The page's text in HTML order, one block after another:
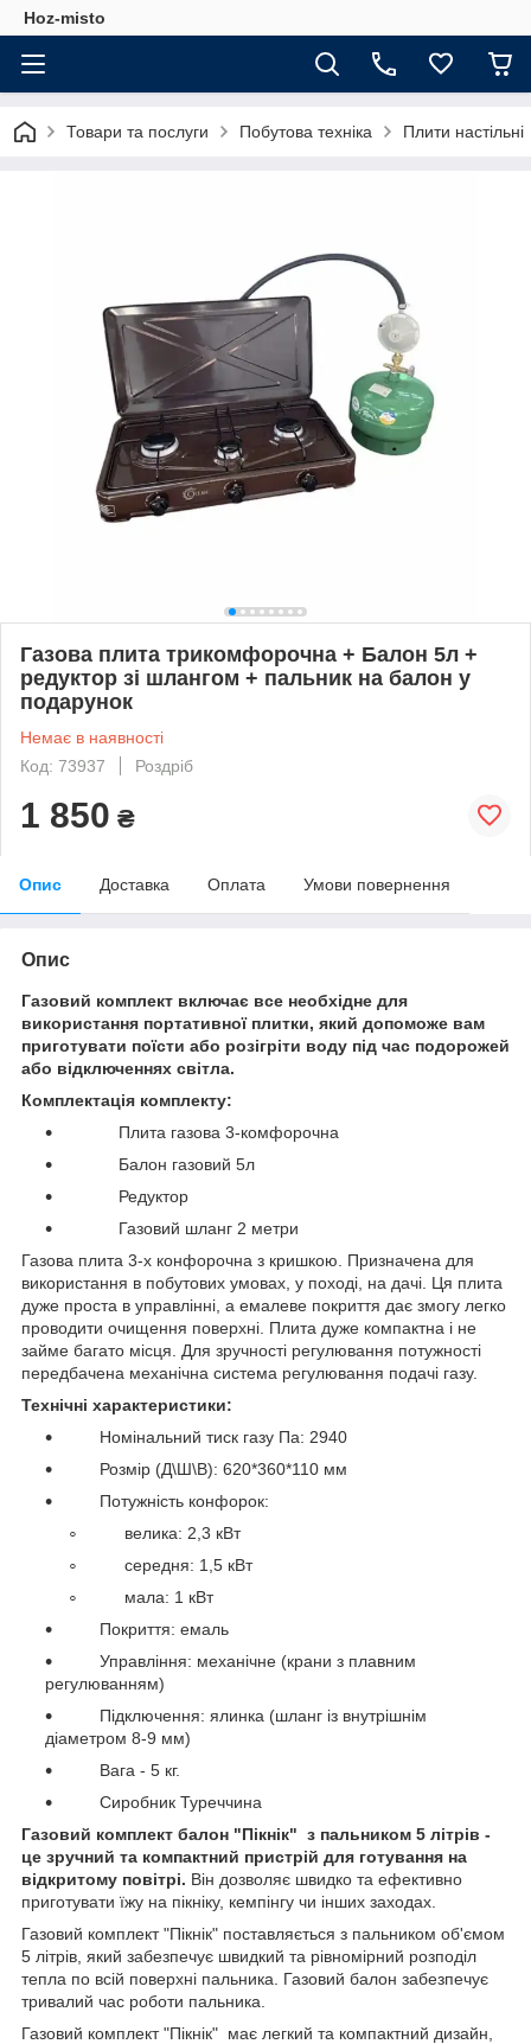
Hoz-misto
Товари та послуги Побутова техніка Плити настільні
Газова плита трикомфорочна + Балон 5л +
редуктор зі шлангом + пальник на балон у
подарунок
Немає в наявності
Код: 73937
Роздріб
1 850 ₴
Опис Доставка Оплата Умови повернення
Опис
Газовий комплект включає все необхідне для
використання портативної плитки, який допоможе вам
приготувати поїсти або розігріти воду під час подорожей
або відключеннях світла.
Комплектація комплекту:
Плита газова 3-комфорочна
Балон газовий 5л
Редуктор
Газовий шланг 2 метри
Газова плита 3-х конфорочна з кришкою. Призначена для
використання в побутових умовах, у поході, на дачі. Ця плита
дуже проста в управлінні, а емалеве покриття дає змогу легко
проводити очищення поверхні. Плита дуже компактна і не
займе багато місця. Для зручності регулювання потужності
передбачена механічна система регулювання подачі газу.
Технічні характеристики:
Номінальний тиск газу Па: 2940
Розмір (Д\Ш\В): 620*360*110 мм
Потужність конфорок:
велика: 2,3 кВт
середня: 1,5 кВт
мала: 1 кВт
Покриття: емаль
Управління: механічне (крани з плавним
регулюванням)
Підключення: ялинка (шланг із внутрішнім
діаметром 8-9 мм)
Вага - 5 кг.
Сиробник Туреччина
Газовий комплект балон "Пікнік" з пальником 5 літрів -
це зручний та компактний пристрій для готування на
відкритому повітрі. Він дозволяє швидко та ефективно
приготувати їжу на пікніку, кемпінгу чи інших заходах.
Газовий комплект "Пікнік" поставляється з пальником об'ємом
5 літрів, який забезпечує швидкий та рівномірний розподіл
тепла по всій поверхні пальника. Газовий балон забезпечує
тривалий час роботи пальника.
Газовий комплект "Пікнік" має легкий та компактний дизайн,